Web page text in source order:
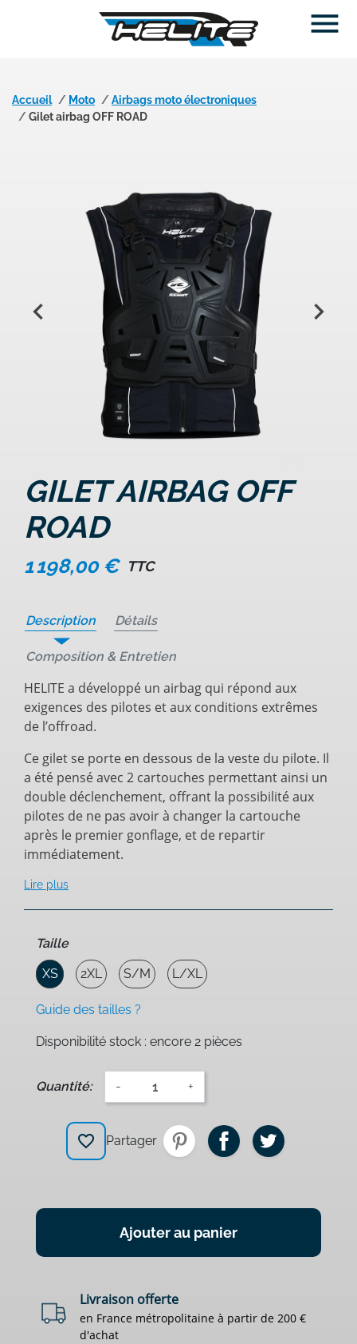

Accueil Moto
Airbags moto électroniques
Gilet airbag OFF ROAD
 
GILET AIRBAG OFF
ROAD
1 198,00 € TTC
Description Détails
Composition & Entretien
HELITE a développé un airbag qui répond aux
exigences des pilotes et aux conditions extrêmes
de l’offroad.
Ce gilet se porte en dessous de la veste du pilote. Il
a été pensé avec 2 cartouches permettant ainsi un
double déclenchement, offrant la possibilité aux
pilotes de ne pas avoir à changer la cartouche
après le premier gonflage, et de repartir
immédiatement.
Lire plus
Taille
XS
2XL S/M L/XL
Guide des tailles ?
Disponibilité stock : encore 2 pièces
Quantité: - +
favorite_border Partager
Ajouter au panier
Livraison offerte
en France métropolitaine à partir de 200 €
d'achat